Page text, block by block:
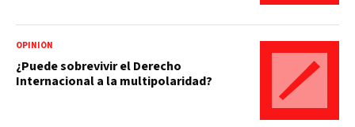
OPINIÓN
¿Puede sobrevivir el Derecho
Internacional a la multipolaridad?